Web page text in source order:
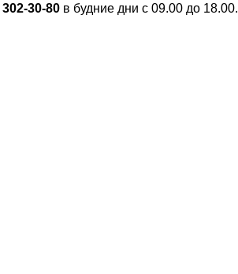
30-80 в будние дни с 09.00 до 18.00.